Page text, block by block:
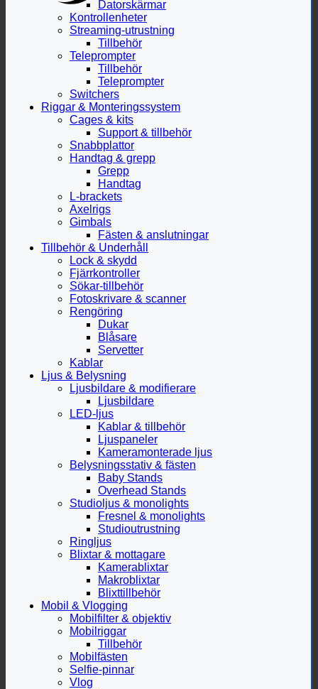
Datorskärmar
Kontrollenheter
Streaming-utrustning
Tillbehör
Teleprompter
Tillbehör
Teleprompter
Switchers
Riggar & Monteringssystem
Cages & kits
Support & tillbehör
Snabbplattor
Handtag & grepp
Grepp
Handtag
L-brackets
Axelrigs
Gimbals
Fästen & anslutningar
Tillbehör & Underhåll
Lock & skydd
Fjärrkontroller
Sökar-tillbehör
Fotoskrivare & scanner
Rengöring
Dukar
Blåsare
Servetter
Kablar
Ljus & Belysning
Ljusbildare & modifierare
Ljusbildare
LED-ljus
Kablar & tillbehör
Ljuspaneler
Kameramonterade ljus
Belysningsstativ & fästen
Baby Stands
Overhead Stands
Studioljus & monolights
Fresnel & monolights
Studioutrustning
Ringljus
Blixtar & mottagare
Kamerablixtar
Makroblixtar
Blixttillbehör
Mobil & Vlogging
Mobilfilter & objektiv
Mobilriggar
Tillbehör
Mobilfästen
Selfie-pinnar
Vlog